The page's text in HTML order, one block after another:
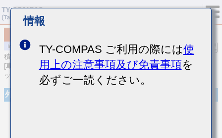
積層セラミックコンデンサ
[車載ボディ/インフォ＆高信頼用 (AEC-Q200 Qualified) 積層セラミ
ックコンデンサ (温度補償用)]
外観
情報
TY-COMPAS ご利用の際には使
用上の注意事項及び免責事項を
必ずご一読ください。